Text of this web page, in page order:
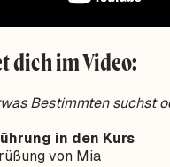
dich im Video:
Bestimmten suchst
in den Kurs
von Mia